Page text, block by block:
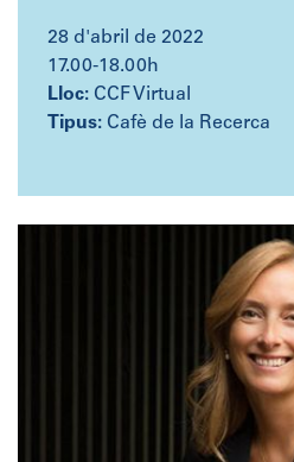
28 d'abril de 2022
17.00-18.00h
Lloc: CCF Virtual
Tipus: Cafè de la Recerca